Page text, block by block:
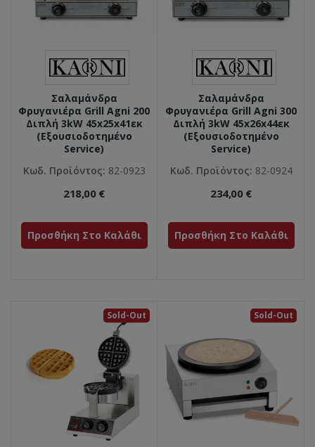
Σαλαμάνδρα
Φρυγανιέρα Grill Agni 200
Διπλή 3kW 45x25x41εκ
(Εξουσιοδοτημένο
Service)
Κωδ. Προϊόντος: 82-0923
218,00 €
Προσθήκη Στο Καλάθι
Σαλαμάνδρα
Φρυγανιέρα Grill Agni 300
Διπλή 3kW 45x26x44εκ
(Εξουσιοδοτημένο
Service)
Κωδ. Προϊόντος: 82-0924
234,00 €
Προσθήκη Στο Καλάθι
Sold-Out Sold-Out